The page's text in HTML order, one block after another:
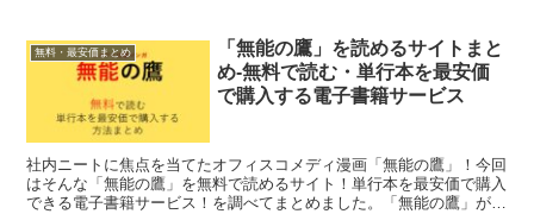
無料・最安価まとめ
「無能の鷹」を読めるサイトまと
め-無料で読む・単行本を最安価
で購入する電子書籍サービス
社内ニートに焦点を当てたオフィスコメディ漫画「無能の鷹」！今回
はそんな「無能の鷹」を無料で読めるサイト！単行本を最安価で購入
できる電子書籍サービス！を調べてまとめました。「無能の鷹」が気